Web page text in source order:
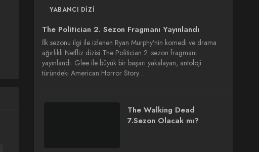
YABANCI DIZI
The Politician 2. Sezon Fragmanı Yayınlandı
İlk sezonu ilgi ile izlenen Ryan Murphy’nin komedi ve drama
ağırlıklı Netfliz dizisi The Politician 2. sezon fragmanı
yayınlandı. Glee ile büyük bir başarı yakalayan, antoloji
türündeki American Horror Story…
The Walking Dead
7.Sezon Olacak mı?